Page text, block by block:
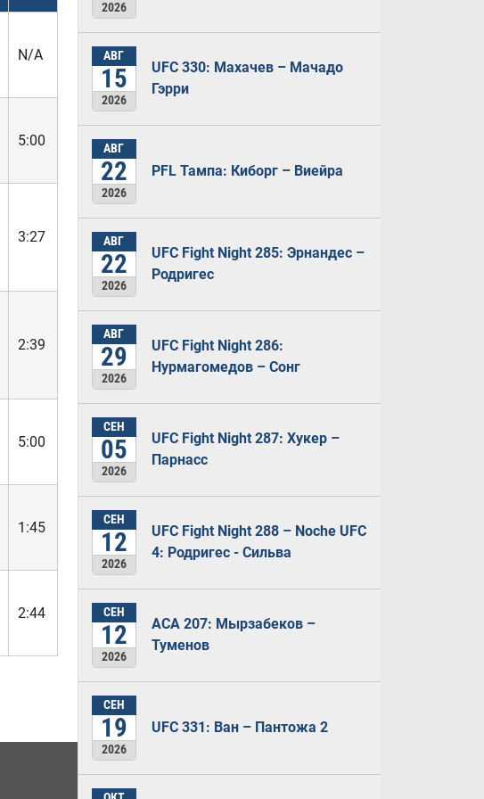
N/A
5:00
3:27
2:39
5:00
1:45
2:44
2026
АВГ
15
2026
UFC 330: Махачев – Мачадо
Гэрри
АВГ
22
2026
PFL Тампа: Киборг – Виейра
АВГ
22
2026
UFC Fight Night 285: Эрнандес –
Родригес
АВГ
29
2026
UFC Fight Night 286:
Нурмагомедов – Сонг
СЕН
05
2026
UFC Fight Night 287: Хукер –
Парнасс
СЕН
12
2026
UFC Fight Night 288 – Noche UFC
4: Родригес - Сильва
СЕН
12
2026
ACA 207: Мырзабеков –
Туменов
СЕН
19
2026
UFC 331: Ван – Пантожа 2